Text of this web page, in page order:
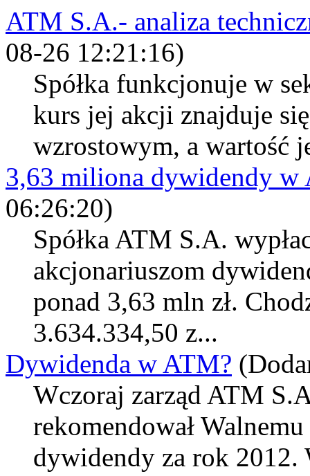
ATM S.A.- analiza
08-26 12:21:16)
Spółka funkcjonuje w
kurs jej akcji znajduje
wzrostowym, a wartość
3,63 miliona dywidendy w
06:26:20)
Spółka ATM S.A.
akcjonariuszom
ponad 3,63 mln zł.
3.634.334,50 z...
Dywidenda w ATM?
Wczoraj zarząd ATM
rekomendował
dywidendy za rok 2012.